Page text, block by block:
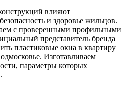
влияют
и здоровье жильцов.
с проверенными профильными
представитель бренда
пластиковые окна в квартиру
Изготавливаем
параметры которых